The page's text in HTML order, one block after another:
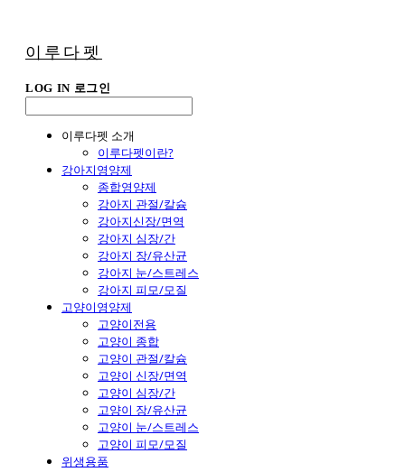
이루다펫
LOG IN 로그인
이루다펫 소개
이루다펫이란?
강아지영양제
종합영양제
강아지 관절/칼슘
강아지신장/면역
강아지 심장/간
강아지 장/유산균
강아지 눈/스트레스
강아지 피모/모질
고양이영양제
고양이전용
고양이 종합
고양이 관절/칼슘
고양이 신장/면역
고양이 심장/간
고양이 장/유산균
고양이 눈/스트레스
고양이 피모/모질
위생용품